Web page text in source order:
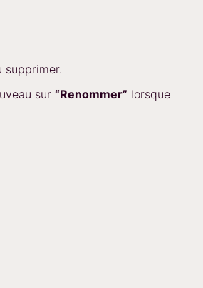
supprimer.
sur “Renommer” lorsque